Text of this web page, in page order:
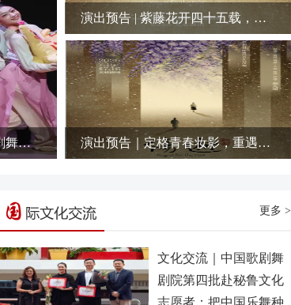
演出预告 | 舞剧《垂虹别意・唐寅》北京上演在即中国歌剧舞剧院2026年7月22日 10:05北京在小说阅读器读本章去阅读在小说阅读器中沉浸阅读演出预告 | 舞剧《垂虹别意・唐寅》北京上演在即
演出预告 | 紫藤花开四十五载，青春之声再度唱响——歌剧《伤逝》电子节目单
演出预告｜定格青春妆影，重遇涓生子君——2026版《伤逝》阵容重磅亮相
更多 >
文化交流｜中国歌剧舞
剧院第四批赴秘鲁文化
志愿者：把中国乐舞种